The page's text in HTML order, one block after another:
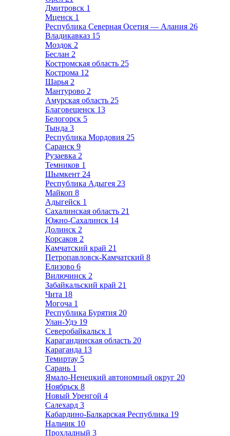
Дмитровск 1
Мценск 1
Республика Северная Осетия — Алания 26
Владикавказ 15
Моздок 2
Беслан 2
Костромская область 25
Кострома 12
Шарья 2
Мантурово 2
Амурская область 25
Благовещенск 13
Белогорск 5
Тында 3
Республика Мордовия 25
Саранск 9
Рузаевка 2
Темников 1
Шымкент 24
Республика Адыгея 23
Майкоп 8
Адыгейск 1
Сахалинская область 21
Южно-Сахалинск 14
Долинск 2
Корсаков 2
Камчатский край 21
Петропавловск-Камчатский 8
Елизово 6
Вилючинск 2
Забайкальский край 21
Чита 18
Могоча 1
Республика Бурятия 20
Улан-Удэ 19
Северобайкальск 1
Карагандинская область 20
Караганда 13
Темиртау 5
Сарань 1
Ямало-Ненецкий автономный округ 20
Ноябрьск 8
Новый Уренгой 4
Салехард 3
Кабардино-Балкарская Республика 19
Нальчик 10
Прохладный 3